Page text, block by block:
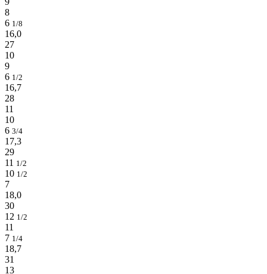
8
6 1/8
16,0
27
10
9
6 1/2
16,7
28
11
10
6 3/4
17,3
29
11 1/2
10 1/2
7
18,0
30
12 1/2
11
7 1/4
18,7
31
13